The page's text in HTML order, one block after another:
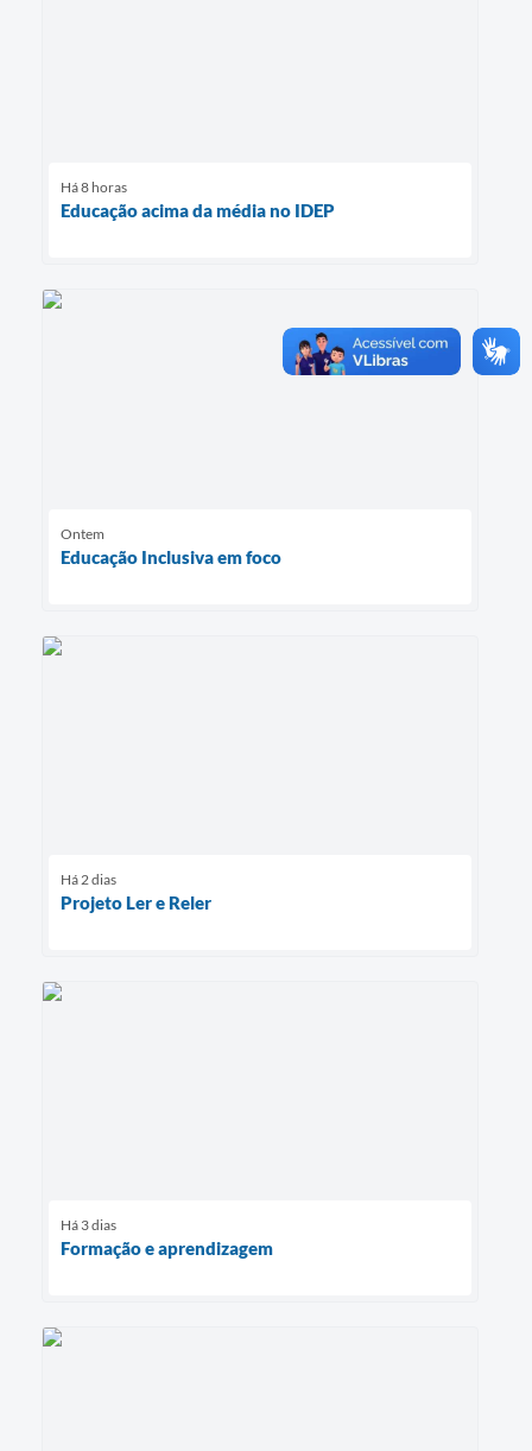
Há 8 horas
Educação acima da média no IDEP
Ontem
Educação Inclusiva em foco
Há 2 dias
Projeto Ler e Reler
Há 3 dias
Formação e aprendizagem